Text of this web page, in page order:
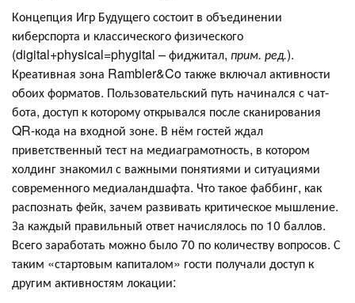
Концепция Игр Будущего состоит в объединении
киберспорта и классического физического
(digital+physical=phygital – фиджитал, прим. ред.).
Креативная зона Rambler&Co также включал активности
обоих форматов. Пользовательский путь начинался с чат-
бота, доступ к которому открывался после сканирования
QR-кода на входной зоне. В нём гостей ждал
приветственный тест на медиаграмотность, в котором
холдинг знакомил с важными понятиями и ситуациями
современного медиаландшафта. Что такое фаббинг, как
распознать фейк, зачем развивать критическое мышление.
За каждый правильный ответ начислялось по 10 баллов.
Всего заработать можно было 70 по количеству вопросов. С
таким «стартовым капиталом» гости получали доступ к
другим активностям локации: